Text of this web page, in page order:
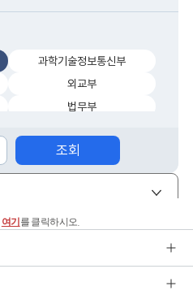
여기 를 클릭하시오.